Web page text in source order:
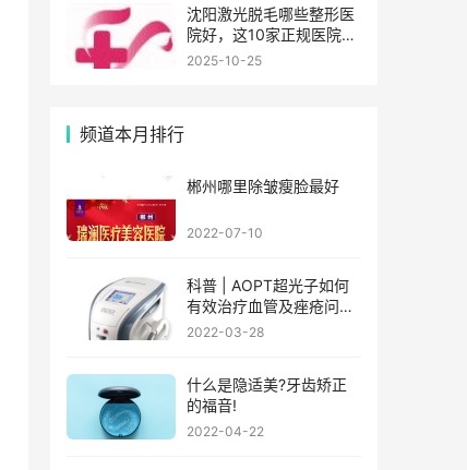
沈阳激光脱毛哪些整形医
院好，这10家正规医院值
得你看看
2025-10-25
频道本月排行
郴州哪里除皱瘦脸最好
2022-07-10
科普 | AOPT超光子如何
有效治疗血管及痤疮问
题?
2022-03-28
什么是隐适美?牙齿矫正
的福音!
2022-04-22